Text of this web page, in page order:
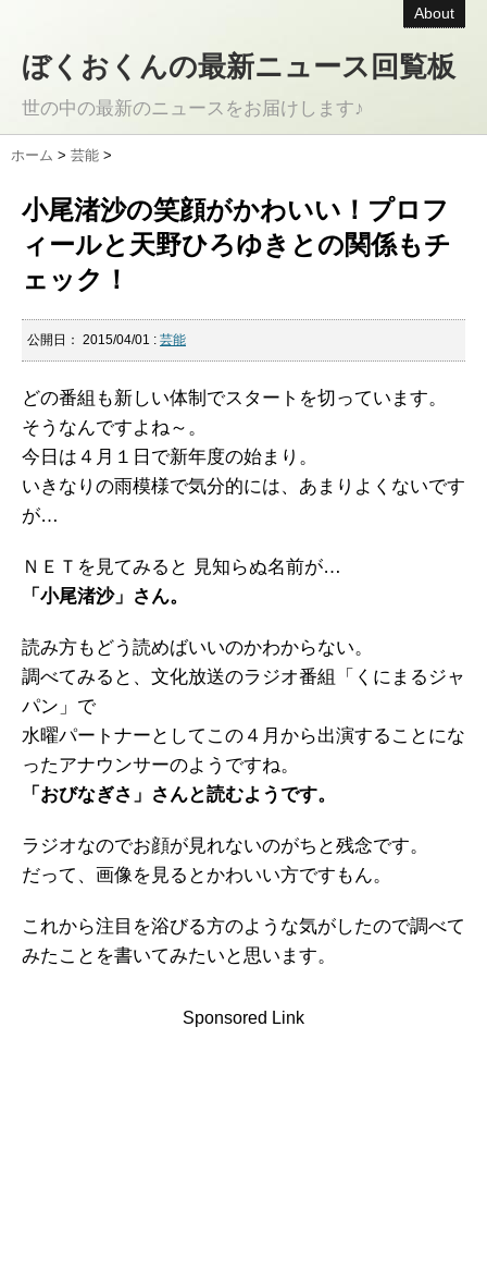
About
ぼくおくんの最新ニュース回覧板
世の中の最新のニュースをお届けします♪
ホーム > 芸能 >
小尾渚沙の笑顔がかわいい！プロフ
ィールと天野ひろゆきとの関係もチ
ェック！
公開日： 2015/04/01 : 芸能
どの番組も新しい体制でスタートを切っています。
そうなんですよね～。
今日は４月１日で新年度の始まり。
いきなりの雨模様で気分的には、あまりよくないです
が…
ＮＥＴを見てみると 見知らぬ名前が…
「小尾渚沙」さん。
読み方もどう読めばいいのかわからない。
調べてみると、文化放送のラジオ番組「くにまるジャ
パン」で
水曜パートナーとしてこの４月から出演することにな
ったアナウンサーのようですね。
「おびなぎさ」さんと読むようです。
ラジオなのでお顔が見れないのがちと残念です。
だって、画像を見るとかわいい方ですもん。
これから注目を浴びる方のような気がしたので調べて
みたことを書いてみたいと思います。
Sponsored Link